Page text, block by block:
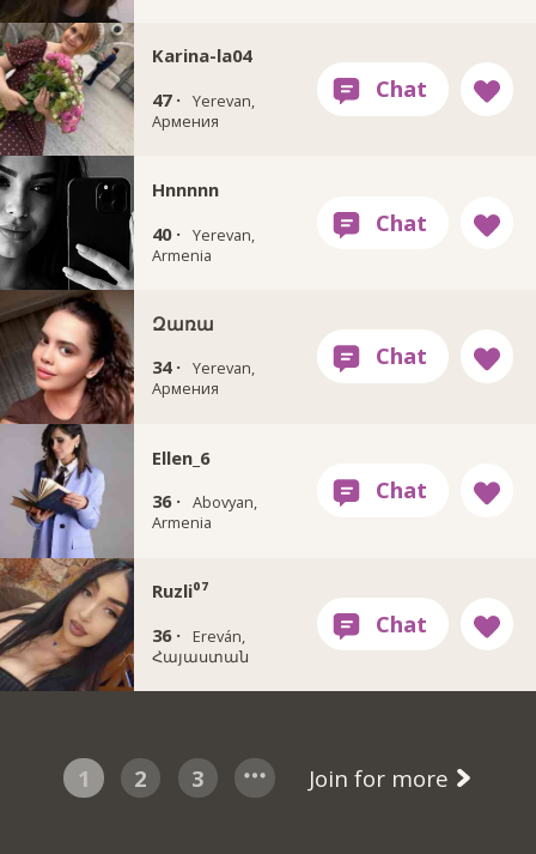
Karina-la04
47 · Yerevan,
Армения
Hnnnnn
40 · Yerevan,
Armenia
Զառա
34 · Yerevan,
Армения
Ellen_6
36 · Abovyan,
Armenia
Ruzli⁰⁷
36 ·
Ereván,
Հայաստան
1 2 3 Join for more